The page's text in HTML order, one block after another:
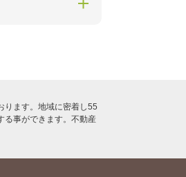
ります。地域に密着し55
る事ができます。不動産